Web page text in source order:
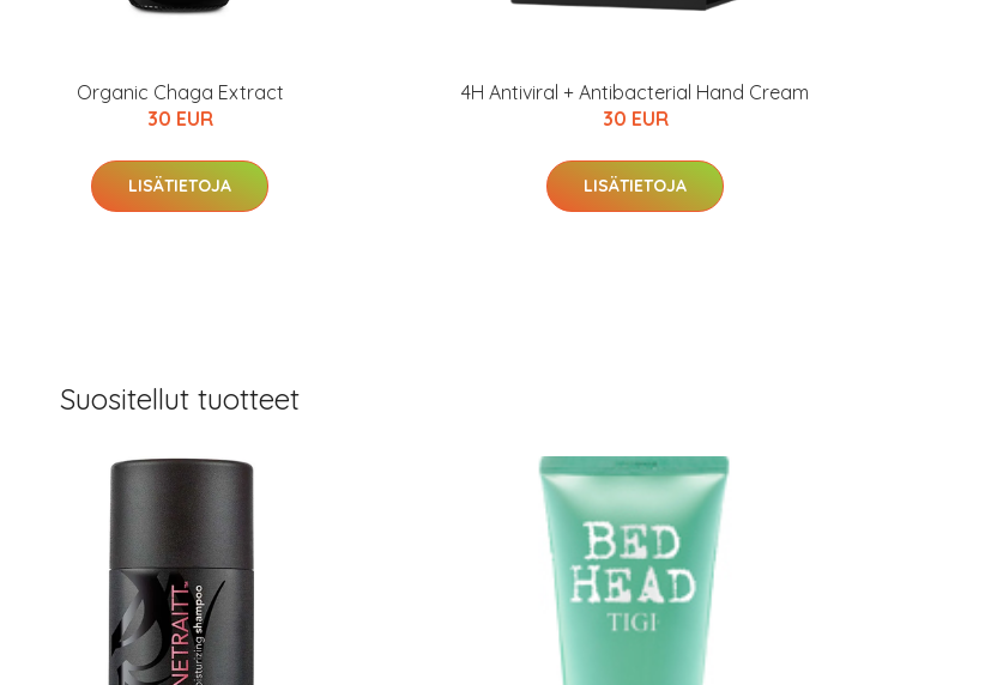
Organic Chaga Extract
30 EUR
LISÄTIETOJA
4H Antiviral + Antibacterial Hand Cream
30 EUR
LISÄTIETOJA
Suositellut tuotteet